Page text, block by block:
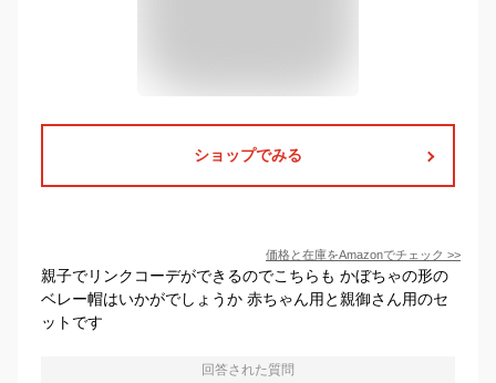
ショップでみる
価格と在庫をAmazonでチェック >>
親子でリンクコーデができるのでこちらも かぼちゃの形の
ベレー帽はいかがでしょうか 赤ちゃん用と親御さん用のセ
ットです
回答された質問